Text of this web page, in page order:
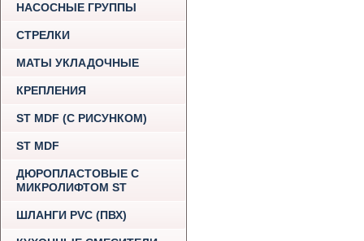
НАСОСНЫЕ ГРУППЫ
СТРЕЛКИ
МАТЫ УКЛАДОЧНЫЕ
КРЕПЛЕНИЯ
ST MDF (С РИСУНКОМ)
ST MDF
ДЮРОПЛАСТОВЫЕ С
МИКРОЛИФТОМ ST
ШЛАНГИ PVC (ПВХ)